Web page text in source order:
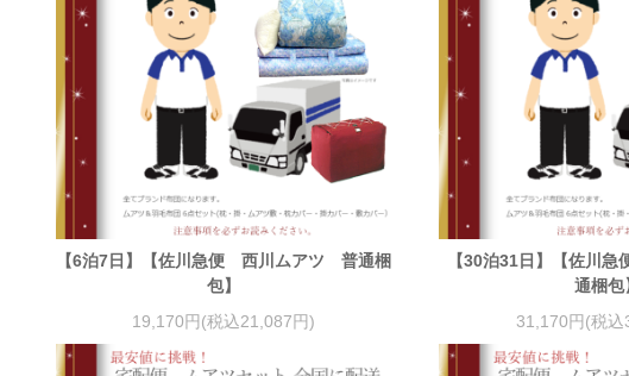
【6泊7日】【佐川急便 西川ムアツ 普通梱
包】
19,170円(税込21,087円)
【30泊31日】【佐川
通梱包
31,170円(税込